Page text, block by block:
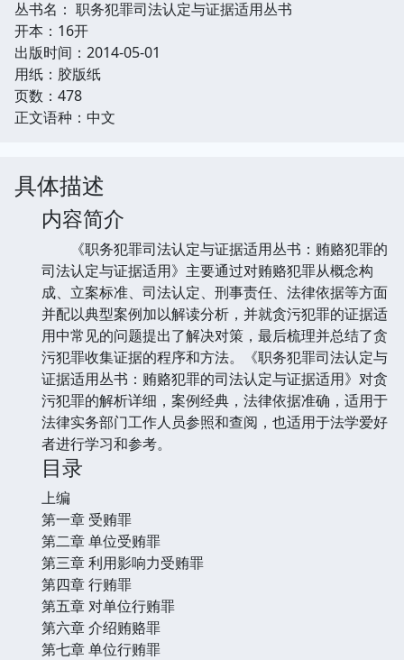
丛书名： 职务犯罪司法认定与证据适用丛书
开本：16开
出版时间：2014-05-01
用纸：胶版纸
页数：478
正文语种：中文
具体描述
内容简介
《职务犯罪司法认定与证据适用丛书：贿赂犯罪的
司法认定与证据适用》主要通过对贿赂犯罪从概念构
成、立案标准、司法认定、刑事责任、法律依据等方面
并配以典型案例加以解读分析，并就贪污犯罪的证据适
用中常见的问题提出了解决对策，最后梳理并总结了贪
污犯罪收集证据的程序和方法。《职务犯罪司法认定与
证据适用丛书：贿赂犯罪的司法认定与证据适用》对贪
污犯罪的解析详细，案例经典，法律依据准确，适用于
法律实务部门工作人员参照和查阅，也适用于法学爱好
者进行学习和参考。
目录
上编
第一章 受贿罪
第二章 单位受贿罪
第三章 利用影响力受贿罪
第四章 行贿罪
第五章 对单位行贿罪
第六章 介绍贿赂罪
第七章 单位行贿罪